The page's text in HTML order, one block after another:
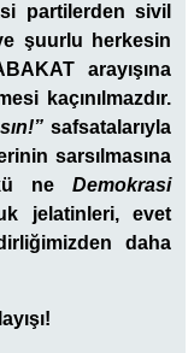
partilerden sivil
şuurlu herkesin
arayışına
kaçınılmazdır.
safsatalarıyla
sarsılmasına
ne Demokrasi
jelatinleri, evet
daha